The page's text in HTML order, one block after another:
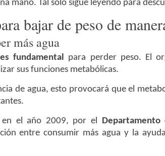
mano. Tal solo sigue leyendo para
bajar de peso de
más agua
fundamental para perder peso. El
sus funciones metabólicas.
de agua, esto provocará que el
en el año 2009, por el
entre consumir más agua y la